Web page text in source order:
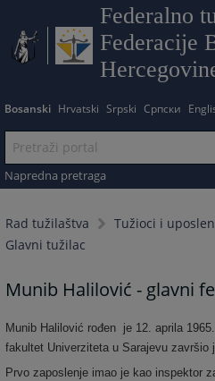
Federalno
Federacije
Bosanski Hrvatski Srpski Српски
Napredna pretraga
Rad tužilaštva
Tužioci i
Glavni tužilac
Munib Halilović - glavni
Munib Halilović rođen je 12. aprila
fakultet Univerziteta u Sarajevu završio
Prvo zaposlenje imao je kao inspektor